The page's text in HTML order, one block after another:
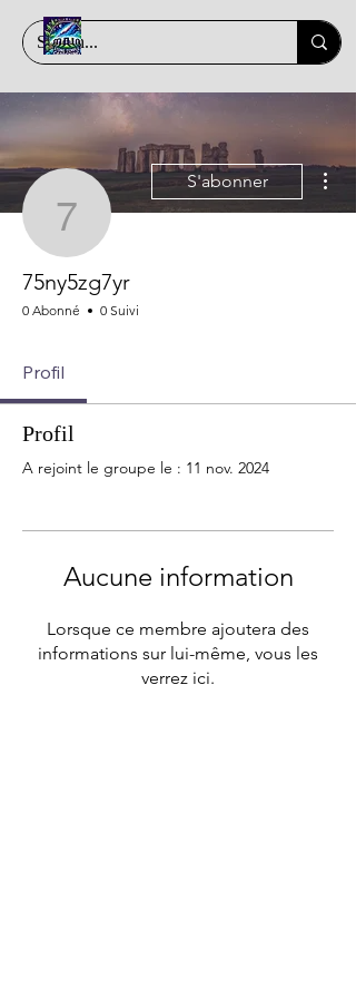
75ny5zg7yr
S'abonner
75ny5zg7yr
0 Abonné 0 Suivi
Profil
Profil
A rejoint le groupe le : 11 nov. 2024
Aucune information
Lorsque ce membre ajoutera des
informations sur lui-même, vous les
verrez ici.